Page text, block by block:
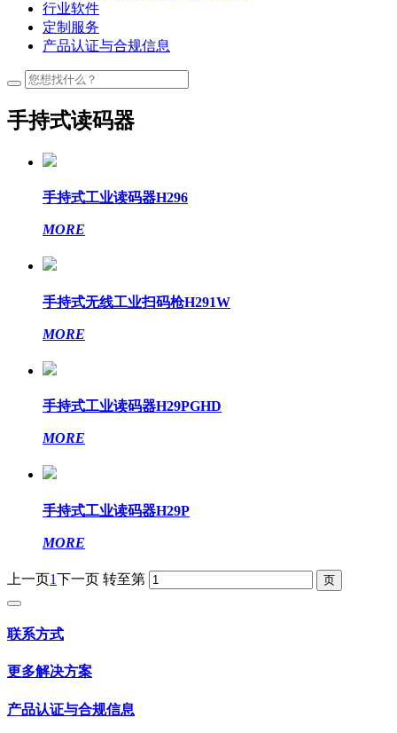
行业软件
定制服务
产品认证与合规信息
手持式读码器
手持式工业读码器H296
MORE
手持式无线工业扫码枪H291W
MORE
手持式工业读码器H29PGHD
MORE
手持式工业读码器H29P
MORE
上一页1下一页 转至第
联系方式
更多解决方案
产品认证与合规信息